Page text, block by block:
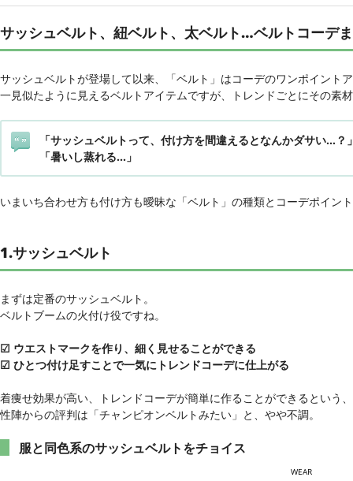
サッシュベルト、紐ベルト、太ベルト…ベルトコーデ
サッシュベルトが登場して以来、「ベルト」はコーデのワンポイント
一見似たように見えるベルトアイテムですが、トレンドごとにその素
「サッシュベルトって、付け方を間違えるとなんかダサい…？
「暑いし蒸れる…」
いまいち合わせ方も付け方も曖昧な「ベルト」の種類とコーデポイン
1.サッシュベルト
まずは定番のサッシュベルト。
ベルトブームの火付け役ですね。
☑ ウエストマークを作り、細く見せることができる
☑ ひとつ付け足すことで一気にトレンドコーデに仕上がる
着痩せ効果が高い、トレンドコーデが簡単に作ることができるという
性陣からの評判は「チャンピオンベルトみたい」と、やや不調。
服と同色系のサッシュベルトをチョイス
WEAR